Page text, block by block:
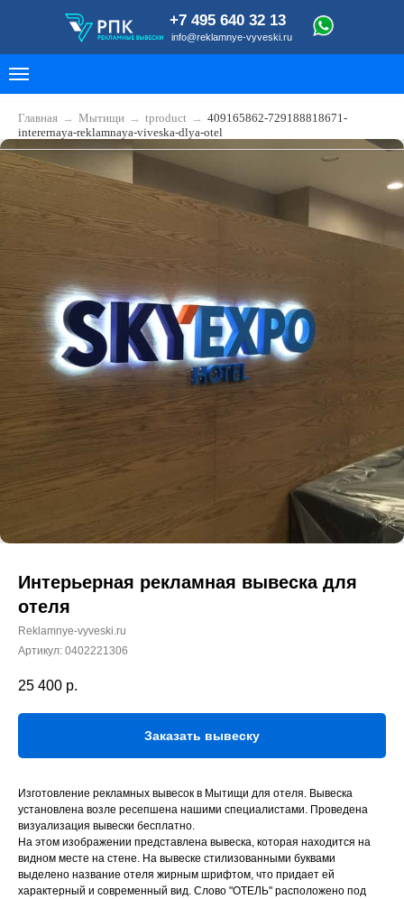
Главная → Мытищи → tproduct → 409165862-729188818671-
interernaya-reklamnaya-viveska-dlya-otel
+7 495 640 32 13
info@reklamnye-vyveski.ru
Интерьерная рекламная вывеска для
отеля
Reklamnye-vyveski.ru
Артикул: 0402221306
25 400 р.
Заказать вывеску
Изготовление рекламных вывесок в Мытищи для отеля. Вывеска
установлена возле ресепшена нашими специалистами. Проведена
визуализация вывески бесплатно.
На этом изображении представлена вывеска, которая находится на
видном месте на стене. На вывеске стилизованными буквами
выделено название отеля жирным шрифтом, что придает ей
характерный и современный вид. Слово "ОТЕЛЬ" расположено под